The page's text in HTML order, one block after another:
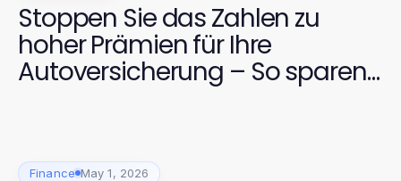
Stoppen Sie das Zahlen zu
hoher Prämien für Ihre
Autoversicherung – So sparen
Finance May 1, 2026